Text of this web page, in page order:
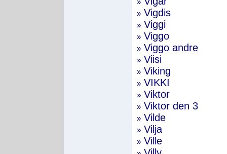
»
» Vigdis
» Viggi
» Viggo
» Viggo andre
» Viisi
» Viking
» VIKKI
» Viktor
» Viktor den 3
» Vilde
» Vilja
» Ville